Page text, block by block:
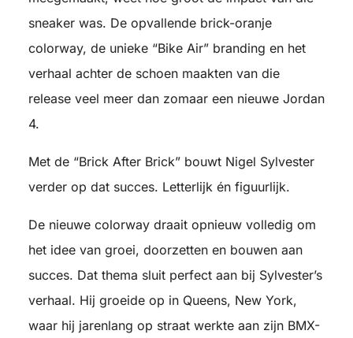
sneaker was. De opvallende brick-oranje
colorway, de unieke “Bike Air” branding en het
verhaal achter de schoen maakten van die
release veel meer dan zomaar een nieuwe Jordan
4.
Met de “Brick After Brick” bouwt Nigel Sylvester
verder op dat succes. Letterlijk én figuurlijk.
De nieuwe colorway draait opnieuw volledig om
het idee van groei, doorzetten en bouwen aan
succes. Dat thema sluit perfect aan bij Sylvester’s
verhaal. Hij groeide op in Queens, New York,
waar hij jarenlang op straat werkte aan zijn BMX-